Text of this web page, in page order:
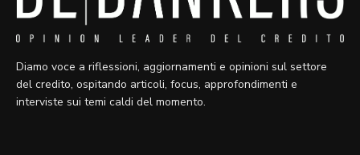
Diamo voce a riflessioni, aggiornamenti e opinioni sul settore
del credito, ospitando articoli, focus, approfondimenti e
interviste sui temi caldi del momento.